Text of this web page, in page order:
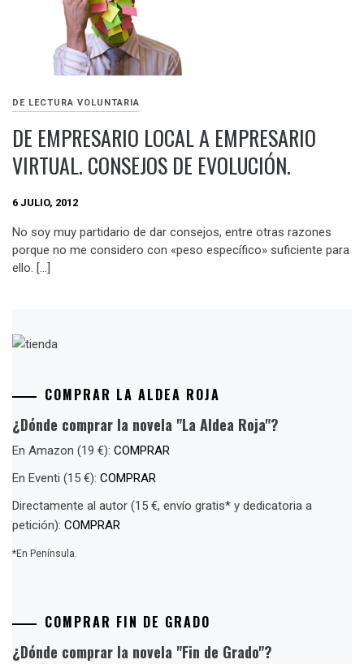
DE LECTURA VOLUNTARIA
DE EMPRESARIO LOCAL A EMPRESARIO
VIRTUAL. CONSEJOS DE EVOLUCIÓN.
6 JULIO, 2012
No soy muy partidario de dar consejos, entre otras razones
porque no me considero con «peso específico» suficiente para
ello. […]
COMPRAR LA ALDEA ROJA
¿Dónde comprar la novela "La Aldea Roja"?
En Amazon (19 €): COMPRAR
En Eventi (15 €): COMPRAR
Directamente al autor (15 €, envío gratis* y dedicatoria a
petición): COMPRAR
*En Península.
COMPRAR FIN DE GRADO
¿Dónde comprar la novela "Fin de Grado"?